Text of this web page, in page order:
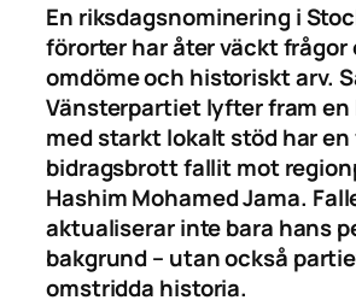
En riksdagsnominering i
förorter har åter väckt
omdöme och historiskt arv.
Vänsterpartiet lyfter fram
med starkt lokalt stöd har
bidragsbrott fallit mot
Hashim Mohamed Jama.
aktualiserar inte bara hans
bakgrund – utan också
omstridda historia.